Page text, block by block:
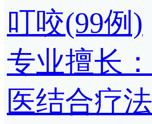
叮咬(99例)
专业擅长
医结合疗